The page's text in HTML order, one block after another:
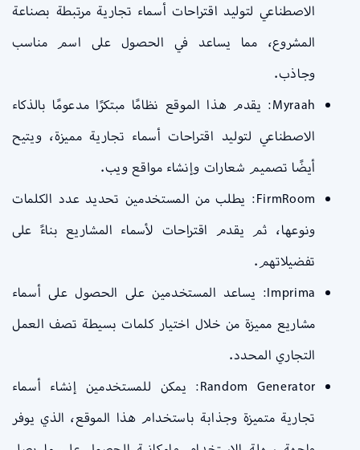
الاصطناعي لتوليد اقتراحات أسماء تجارية مرتبطة بصناعة
المشروع، مما يساعد في الحصول على اسم مناسب
وجاذب.
Myraah: يقدم هذا الموقع نظامًا مبتكرًا مدعومًا بالذكاء
الاصطناعي لتوليد اقتراحات أسماء تجارية مميزة، ويتيح
أيضًا تصميم شعارات وإنشاء مواقع ويب.
FirmRoom: يطلب من المستخدمين تحديد عدد الكلمات
ونوعها، ثم يقدم اقتراحات لأسماء المشاريع بناءً على
تفضيلاتهم.
Imprima: يساعد المستخدمين على الحصول على أسماء
مشاريع مميزة من خلال اختيار كلمات بسيطة تصف العمل
التجاري المحدد.
Random Generator: يمكن للمستخدمين إنشاء أسماء
تجارية متميزة وجذابة باستخدام هذا الموقع، الذي يوفر